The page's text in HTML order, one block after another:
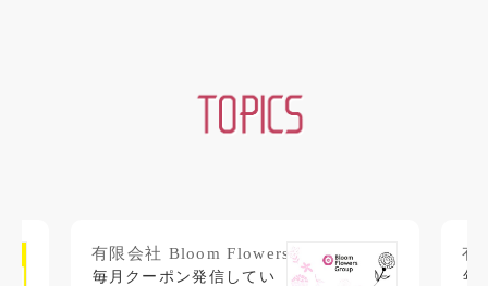
有限会社 Bloom Flowers.
毎月クーポン発信してい
有
年